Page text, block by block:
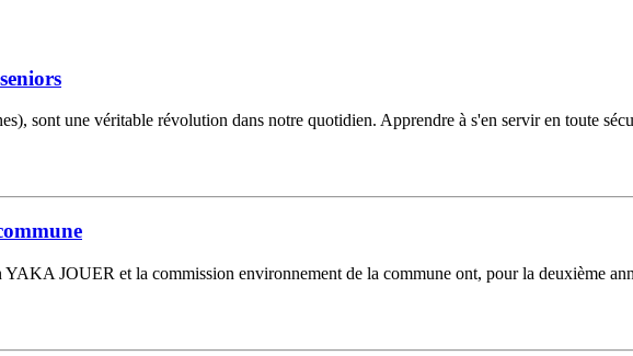
sont une véritable révolution dans notre quotidien. Apprendre à s'en servir en toute
JOUER et la commission environnement de la commune ont, pour la deuxième